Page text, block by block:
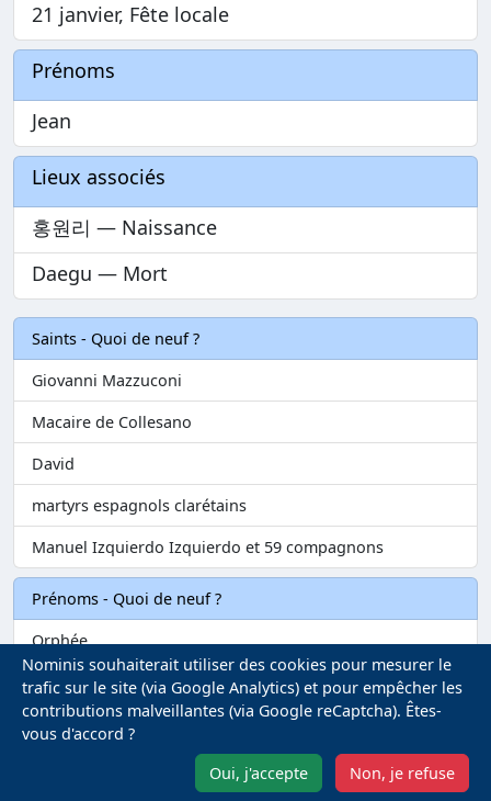
21 janvier, Fête locale
Prénoms
Jean
Lieux associés
홍원리 — Naissance
Daegu — Mort
Saints - Quoi de neuf ?
Giovanni Mazzuconi
Macaire de Collesano
David
martyrs espagnols clarétains
Manuel Izquierdo Izquierdo et 59 compagnons
Prénoms - Quoi de neuf ?
Orphée
Zébédée
Melvil
Nominis souhaiterait utiliser des cookies pour mesurer le
trafic sur le site (via Google Analytics) et pour empêcher les
contributions malveillantes (via Google reCaptcha). Êtes-
vous d'accord ?
Oui, j'accepte
Non, je refuse